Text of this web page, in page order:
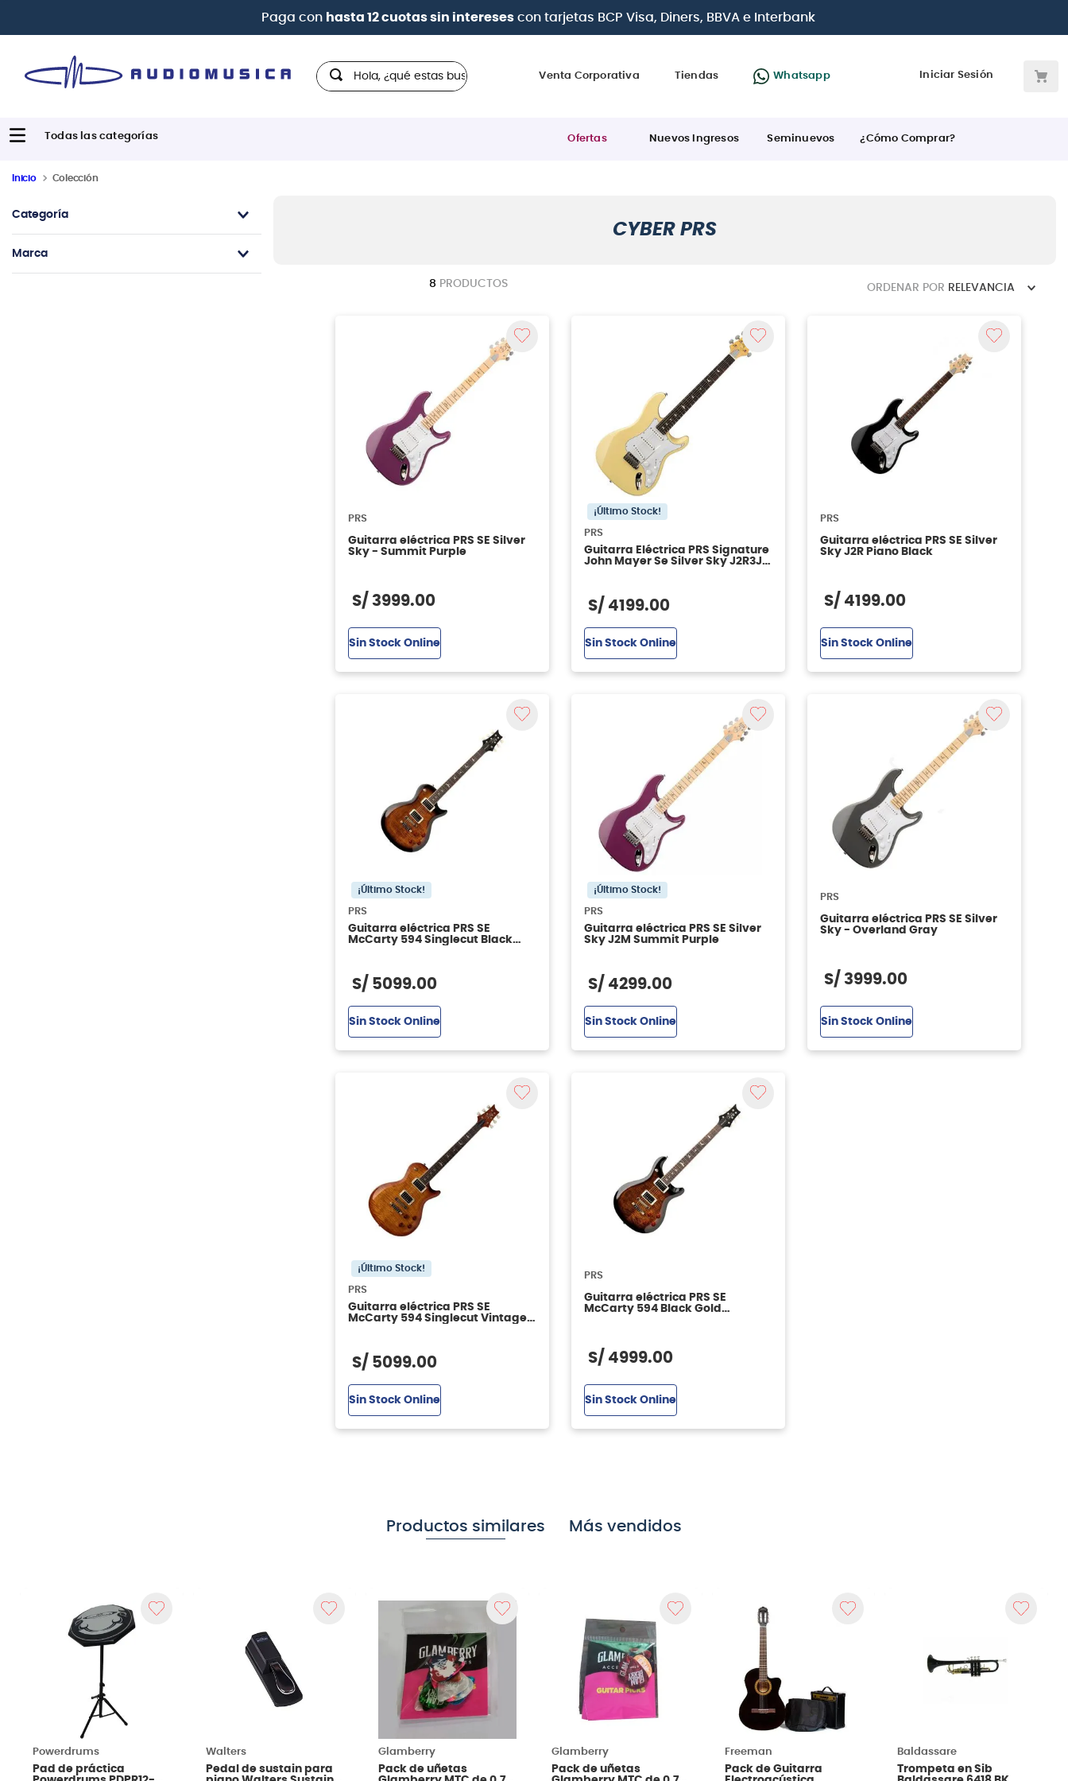
Paga con hasta 12 cuotas sin interesescon tarjetas BCP Visa, Diners, BBVA e Interbank
Hola, ¿qué estas buscando?
Venta Corporativa Tiendas Whatsapp Iniciar Sesión
Ofertas Nuevos Ingresos Seminuevos ¿Cómo Comprar?
Inicio Colección
Categoría
Marca
CYBER PRS
8 PRODUCTOS ORDENAR POR RELEVANCIA
PRS
Guitarra eléctrica PRS SE Silver
Sky - Summit Purple
S/ 3999.00
Sin Stock Online
¡Último Stock!
PRS
Guitarra Eléctrica PRS Signature
John Mayer Se Silver Sky J2R3J-
S/ 4199.00
Sin Stock Online
PRS
Guitarra eléctrica PRS SE Silver
Sky J2R Piano Black
S/ 4199.00
Sin Stock Online
¡Último Stock!
PRS
Guitarra eléctrica PRS SE
McCarty 594 Singlecut Black
S/ 5099.00
Sin Stock Online
¡Último Stock!
PRS
Guitarra eléctrica PRS SE Silver
Sky J2M Summit Purple
S/ 4299.00
Sin Stock Online
PRS
Guitarra eléctrica PRS SE Silver
Sky - Overland Gray
S/ 3999.00
Sin Stock Online
¡Último Stock!
PRS
Guitarra eléctrica PRS SE
McCarty 594 Singlecut Vintage
S/ 5099.00
Sin Stock Online
PRS
Guitarra eléctrica PRS SE
McCarty 594 Black Gold
S/ 4999.00
Sin Stock Online
Productos similares Más vendidos
Powerdrums
Pad de práctica
Walters
Pedal de sustain para
Glamberry
Pack de uñetas
Glamberry
Pack de uñetas
Freeman
Pack de Guitarra
Baldassare
Trompeta en Sib